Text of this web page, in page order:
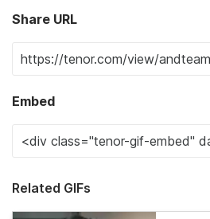
Share URL
Embed
Related GIFs